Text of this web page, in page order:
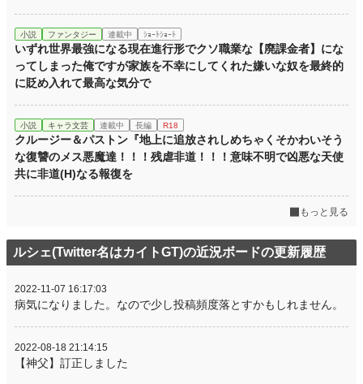
小説 ファンタジー 連載中 ｼｮｰﾄｼｮｰﾄ
いずれ世界最強になる現在進行形でクソ職業な【廃課金者】にな
ってしまった俺ですが家族を不幸にしてくれた嫌いな奴を最終的
に貶め入れて最高な気分で
小説 キャラ文芸 連載中 長編 R18
クルージー＆パストン『地上に追放されしめちゃくそかわいそう
な復讐のメス悪魔達！！！残虐非道！！！意味不明で凶悪な天使
共に非道(H)なる報復を
もっと見る
ルシェ(Twitter名はカイトGT)の近況ボードの更新履歴
2022-11-07 16:17:03
病気になりました。なので少し投稿頻度落とすかもしれません。
2022-08-18 21:14:15
【神父】訂正しました